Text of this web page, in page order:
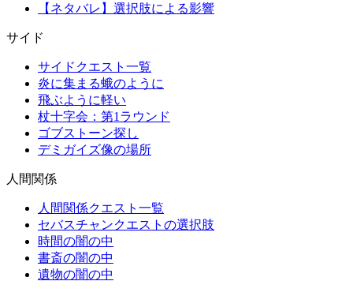
【ネタバレ】選択肢による影響
サイド
サイドクエスト一覧
炎に集まる蛾のように
飛ぶように軽い
杖十字会：第1ラウンド
ゴブストーン探し
デミガイズ像の場所
人間関係
人間関係クエスト一覧
セバスチャンクエストの選択肢
時間の闇の中
書斎の闇の中
遺物の闇の中